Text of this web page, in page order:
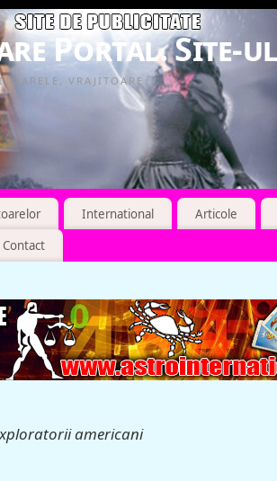
Portal. Site-
VRAJITOARE
International Articole
Contact
americani